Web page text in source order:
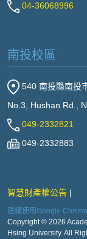
04-36068996
南投校區
540 南投縣南投
No.3, Hushan Rd.,
049-2332821
049-2332883
智慧財產權公告
建議使用Google
Copyright © 2026
Hsing University. All